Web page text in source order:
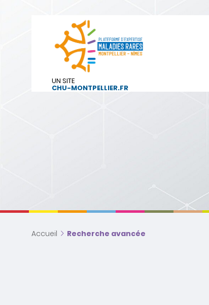
UN SITE
CHU-MONTPELLIER.FR
Accueil Recherche avancée